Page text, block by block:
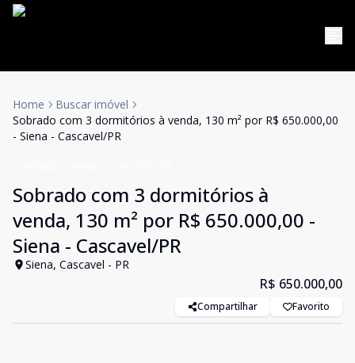
Home
Buscar imóvel
Sobrado com 3 dormitórios à venda, 130 m² por R$ 650.000,00
- Siena - Cascavel/PR
Sobrado com 3 dormitórios à
venda, 130 m² por R$ 650.000,00 -
Siena - Cascavel/PR
Siena, Cascavel - PR
R$ 650.000,00
Compartilhar Favorito